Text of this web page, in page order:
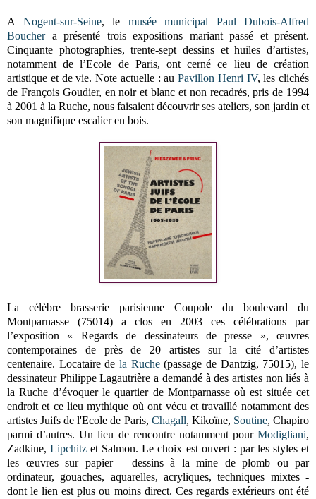
A Nogent-sur-Seine, le musée municipal Paul Dubois-Alfred
Bouchera présenté trois expositions mariant passé et présent.
Cinquante photographies, trente-sept dessins et huiles d’artistes,
notamment de l’Ecole de Paris, ont cerné ce lieu de création
artistique et de vie. Note actuelle : au Pavillon Henri IV, les clichés
de François Goudier, en noir et blanc et non recadrés, pris de 1994
à 2001 à la Ruche, nous faisaient découvrir ses ateliers, son jardin et
son magnifique escalier en bois.
La célèbre brasserie parisienne Coupole du boulevard du
Montparnasse (75014) a clos en 2003 ces célébrations par
l’exposition « Regards de dessinateurs de presse », œuvres
contemporaines de près de 20 artistes sur la cité d’artistes
centenaire. Locataire de la Ruche(passage de Dantzig, 75015), le
dessinateur Philippe Lagautrière a demandé à des artistes non liés à
la Ruche d’évoquer le quartier de Montparnasse où est située cet
endroit et ce lieu mythique où ont vécu et travaillé notamment des
artistes Juifs de l'Ecole de Paris, Chagall, Kikoïne, Soutine, Chapiro
parmi d’autres. Un lieu de rencontre notamment pour Modigliani,
Zadkine,Lipchitz et Salmon. Le choix est ouvert : par les styles et
les œuvres sur papier – dessins à la mine de plomb ou par
ordinateur, gouaches, aquarelles, acryliques, techniques mixtes -
dont le lien est plus ou moins direct. Ces regards extérieurs ont été